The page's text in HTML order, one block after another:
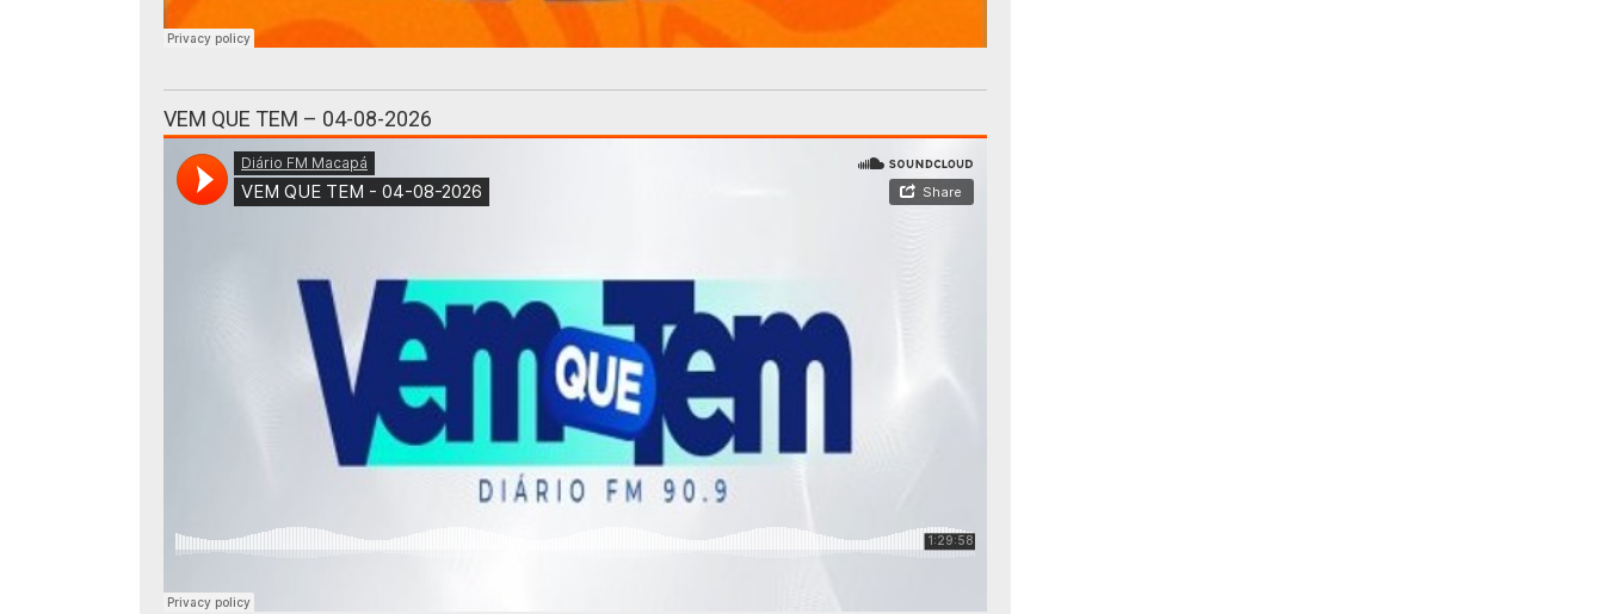
VEM QUE TEM – 04-08-2026